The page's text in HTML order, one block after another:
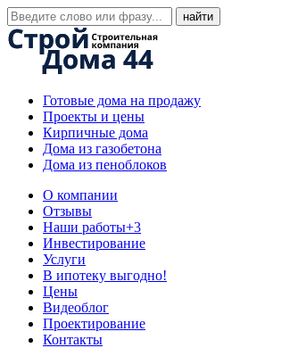
Готовые дома на продажу
Проекты и цены
Кирпичные дома
Дома из газобетона
Дома из пеноблоков
О компании
Отзывы
Наши работы+3
Инвестирование
Услуги
В ипотеку выгодно!
Цены
Видеоблог
Проектирование
Контакты